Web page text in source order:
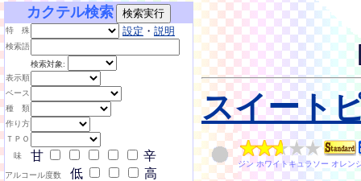
カクテル検索
特 殊 設定 ・ 説明
検索語
検索対象:
表示順
ベース
種 類
作り方
ＴＰＯ
味
甘 辛
アルコール度数 低
高
スイート
ジン ホワイトキュラソー オレン